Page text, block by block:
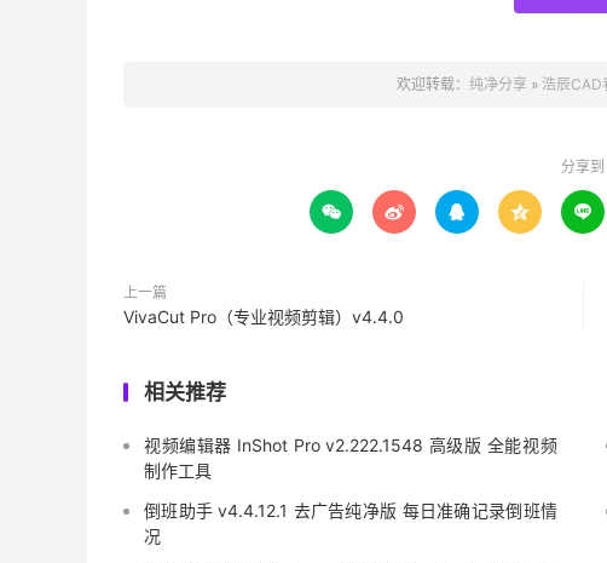
欢迎转载： 纯净分享 » 浩辰CAD
分享到
    
上一篇
VivaCut Pro（专业视频剪辑）v4.4.0
相关推荐
视频编辑器 InShot Pro v2.222.1548 高级版 全能视频
制作工具
倒班助手 v4.4.12.1 去广告纯净版 每日准确记录倒班情
况